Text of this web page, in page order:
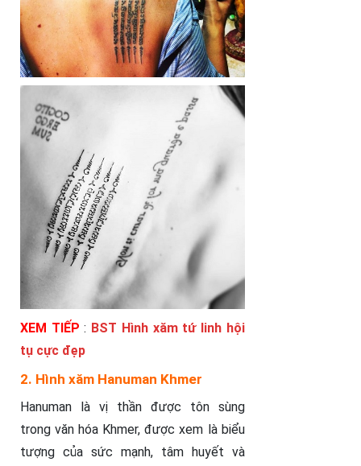
XEM TIẾP : BST Hình xăm tứ linh hội
tụ cực đẹp
2. Hình xăm Hanuman Khmer
Hanuman là vị thần được tôn sùng
trong văn hóa Khmer, được xem là biểu
tượng của sức mạnh, tâm huyết và